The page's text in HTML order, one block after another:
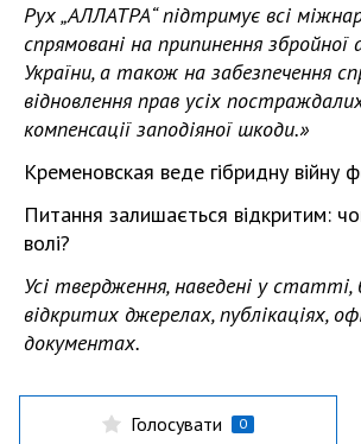
Рух „АЛЛАТРА“ підтримує всі
спрямовані на припинення збройної
України, а також на забезпечення
відновлення прав усіх
компенсації заподіяної шкоди.»
Кременовская веде гібридну війну
Питання залишається відкритим:
волі?
Усі твердження, наведені у
відкритих джерелах, публікаціях,
документах.
Голосувати 0